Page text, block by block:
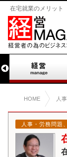
在宅就業のメリット
HOME 人
人事・労務問題